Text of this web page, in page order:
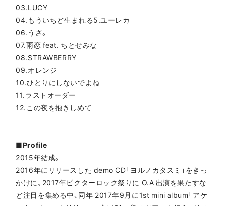
03.LUCY
04.もういちど生まれる5.ユーレカ
06.うざ。
07.雨恋 feat. ちとせみな
08.STRAWBERRY
09.オレンジ
10.ひとりにしないでよね
11.ラストオーダー
12.この夜を抱きしめて
■Profile
2015年結成。
2016年にリリースした demo CD「ヨルノカタスミ」をきっ
かけに、2017年ビクターロック祭りに O.A 出演を果たすな
ど注目を集める中、同年 2017年9月に1st mini album「アケ